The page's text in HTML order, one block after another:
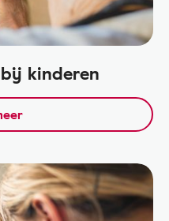
kinderen